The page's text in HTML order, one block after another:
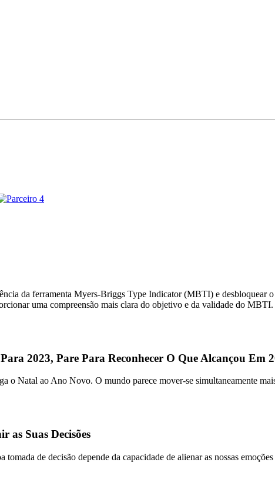
da ferramenta Myers-Briggs Type Indicator (MBTI) e desbloquear
uma compreensão mais clara do objetivo e da validade do MBTI.
2023, Pare Para Reconhecer O Que Alcançou Em
o Natal ao Ano Novo. O mundo parece mover-se simultaneamente
as Suas Decisões
de decisão depende da capacidade de alienar as nossas